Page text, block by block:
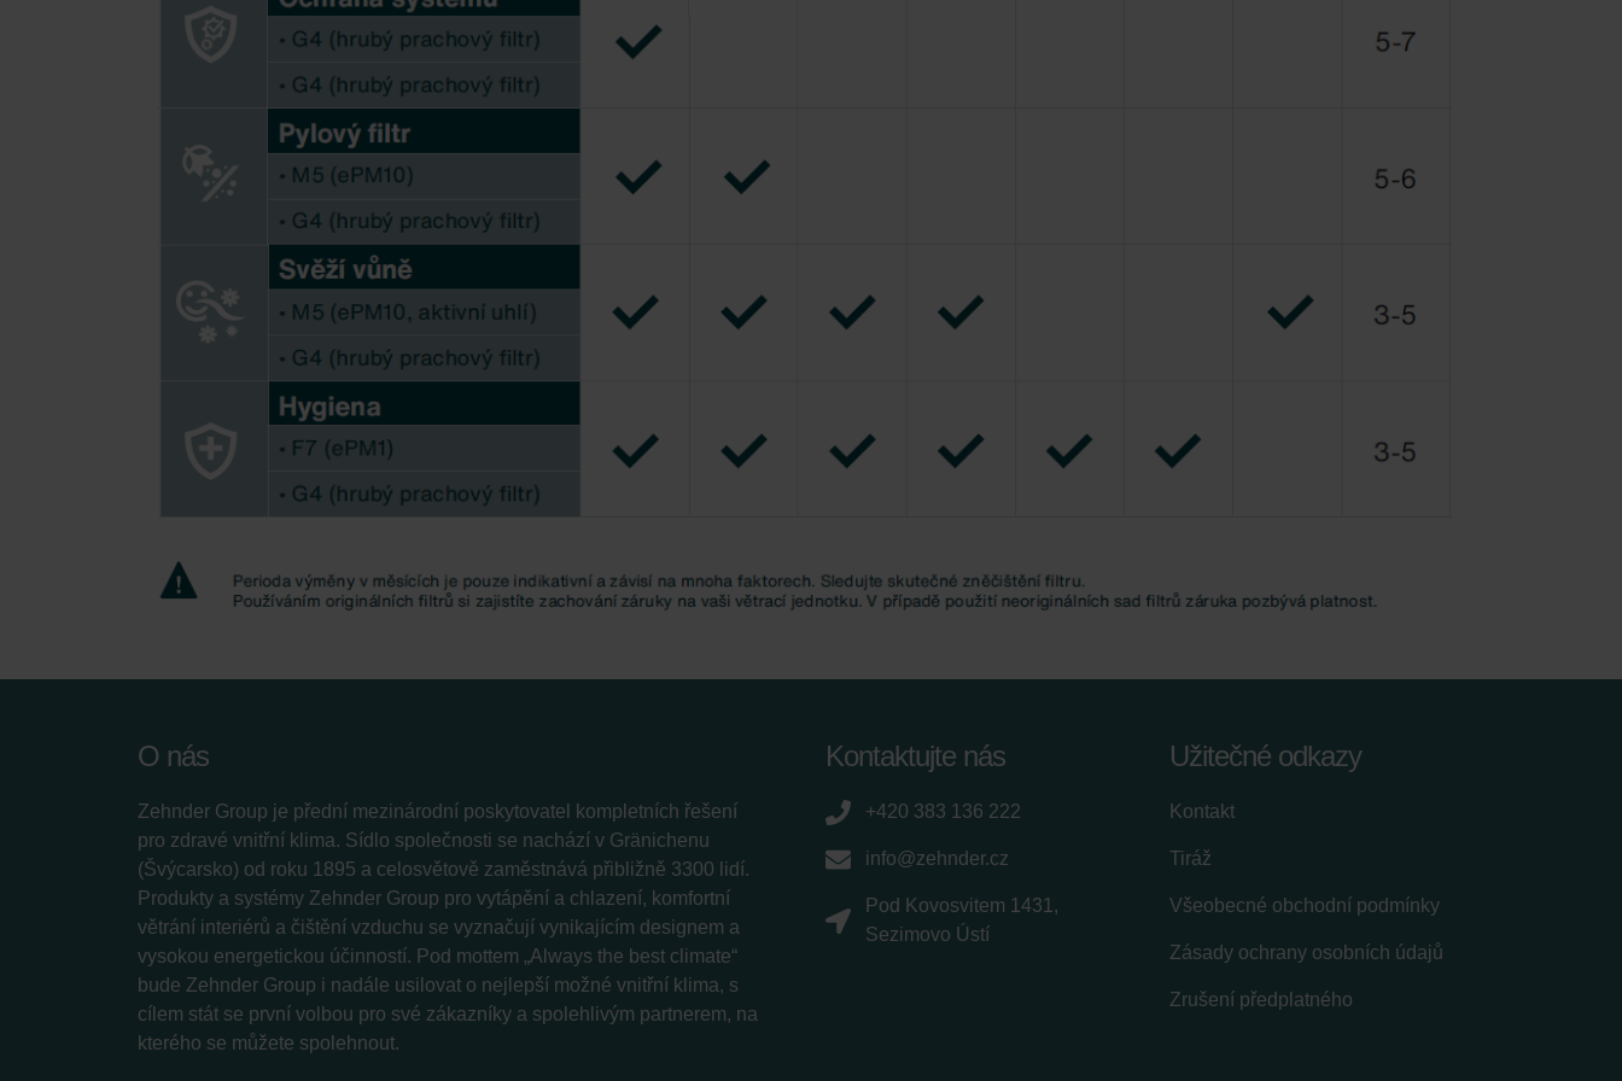
O nás
Zehnder Group je přední mezinárodní poskytovatel kompletních řešení
pro zdravé vnitřní klima. Sídlo společnosti se nachází v Gränichenu
(Švýcarsko) od roku 1895 a celosvětově zaměstnává přibližně 3300 lidí.
Produkty a systémy Zehnder Group pro vytápění a chlazení, komfortní
větrání interiérů a čištění vzduchu se vyznačují vynikajícím designem a
vysokou energetickou účinností. Pod mottem „Always the best climate“
bude Zehnder Group i nadále usilovat o nejlepší možné vnitřní klima, s
cílem stát se první volbou pro své zákazníky a spolehlivým partnerem, na
kterého se můžete spolehnout.
Kontaktujte nás
+420 383 136 222
info@zehnder.cz
Pod Kovosvitem 1431,
Sezimovo Ústí
Užitečné odkazy
Kontakt
Tiráž
Všeobecné obchodní podmínky
Zásady ochrany osobních údajů
Zrušení předplatného